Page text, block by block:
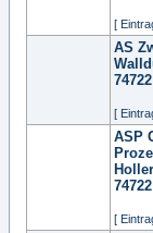
[
AS
74722
[
ASP
74722
[